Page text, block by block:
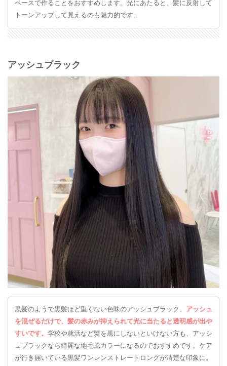
ベースで作ることをおすすめします。光にあたると、髪に反射して
トーンアップして見えるのも魅力的です。
アッシュブラック
黒髪のようで黒髪ほど重くない色味のアッシュブラック。
アッシュ
を混ぜるだけで、髪の赤みが抑えられて光に当たると透明感が出や
すいです。 学校や就活など髪を黒にしないといけない方も、アッシ
ュブラックなら綺麗な地毛風カラーになるのでおすすめです。ケア
が行き届いている黒髪ワンレンストレートロングが清楚な印象に。